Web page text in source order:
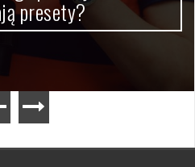
presety?